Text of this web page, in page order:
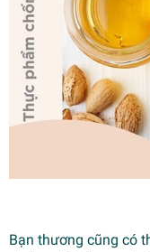
Bạn thương cũng có